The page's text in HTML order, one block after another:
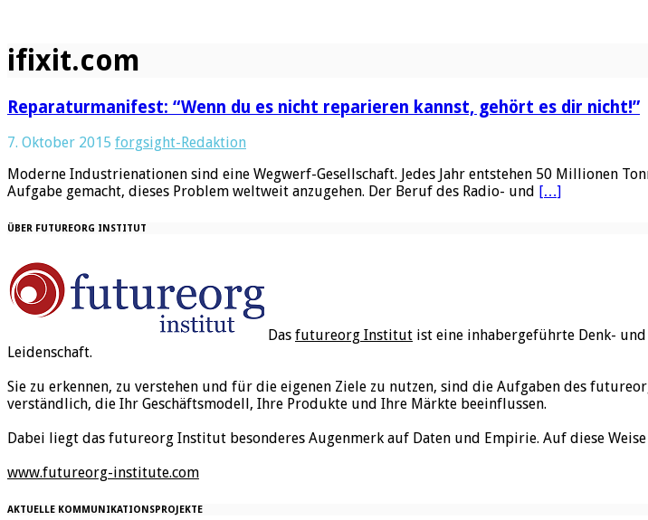
ifixit.com
Reparaturmanifest: “Wenn du es nicht reparieren kannst, gehört es dir nicht!”
7. Oktober 2015 forgsight-Redaktion
Moderne Industrienationen sind eine Wegwerf-Gesellschaft. Jedes Jahr entstehen 50 Millionen
Aufgabe gemacht, dieses Problem weltweit anzugehen. Der Beruf des Radio- und […]
ÜBER FUTUREORG INSTITUT
Das futureorg Institut ist eine inhabergeführte Denk-
Leidenschaft.
Sie zu erkennen, zu verstehen und für die eigenen Ziele zu nutzen, sind die Aufgaben des
verständlich, die Ihr Geschäftsmodell, Ihre Produkte und Ihre Märkte beeinflussen.
Dabei liegt das futureorg Institut besonderes Augenmerk auf Daten und Empirie. Auf diese
www.futureorg-institute.com
AKTUELLE KOMMUNIKATIONSPROJEKTE